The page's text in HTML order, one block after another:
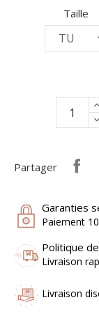
Taille
Partager
Garanties
Paiement
Politique
Livraison
Livraison